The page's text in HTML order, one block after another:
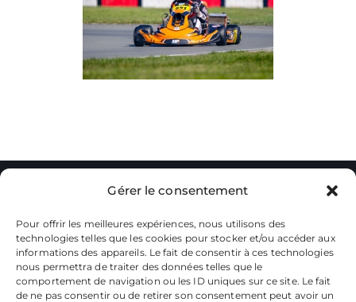
Gérer le consentement
Pour offrir les meilleures expériences, nous utilisons des
technologies telles que les cookies pour stocker et/ou accéder aux
informations des appareils. Le fait de consentir à ces technologies
nous permettra de traiter des données telles que le
comportement de navigation ou les ID uniques sur ce site. Le fait
de ne pas consentir ou de retirer son consentement peut avoir un
La plateforme dédiée à vos souvenirs de karting.
Parcourez les albums, téléchargez vos images, et partagez
votre passion.